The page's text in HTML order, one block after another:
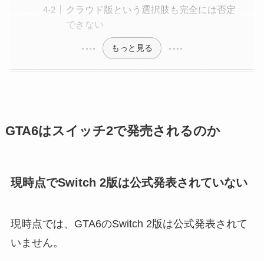
クラウド版という選択肢も完全には否定
できない
もっと見る
GTA6はスイッチ2で発売されるのか
現時点でSwitch 2版は公式発表されていない
現時点では、GTA6のSwitch 2版は公式発表されて
いません。